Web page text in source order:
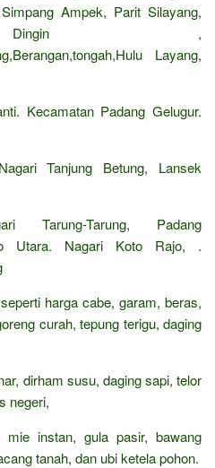
Ampek, Parit Silayang,
,
Layang,
Kecamatan Padang Gelugur.
Tanjung Betung, Lansek
Tarung-Tarung, Padang
Utara. Nagari Koto Rajo, .
harga cabe, garam, beras,
curah, tepung terigu, daging
dirham susu, daging sapi, telor
negeri,
instan, gula pasir, bawang
tanah, dan ubi ketela pohon.